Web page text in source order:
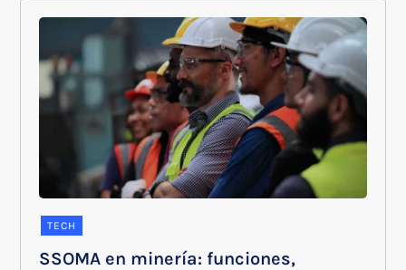
TECH
SSOMA en minería: funciones,